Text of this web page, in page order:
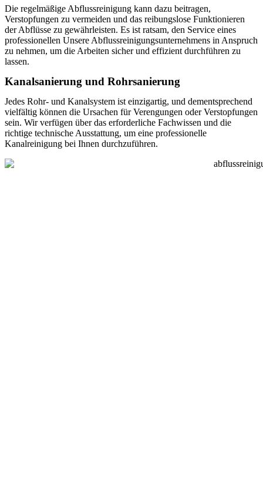
Die regelmäßige Abflussreinigung kann dazu beitragen,
Verstopfungen zu vermeiden und das reibungslose Funktionieren
der Abflüsse zu gewährleisten. Es ist ratsam, den Service eines
professionellen Unsere Abflussreinigungsunternehmens in Anspruch
zu nehmen, um die Arbeiten sicher und effizient durchführen zu
lassen.
Kanalsanierung und Rohrsanierung
Jedes Rohr- und Kanalsystem ist einzigartig, und dementsprechend
vielfältig können die Ursachen für Verengungen oder Verstopfungen
sein. Wir verfügen über das erforderliche Fachwissen und die
richtige technische Ausstattung, um eine professionelle
Kanalreinigung bei Ihnen durchzuführen.